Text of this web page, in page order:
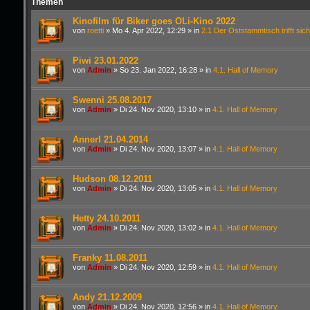
Themen
Kinofilm für Biker goes OLi-Kino 2022
von roetti» Mo 4. Apr 2022, 12:29» in 2.1 Der Oststammtisch trifft sich
Piwi 23.01.2022
von Admin » So 23. Jan 2022, 16:28» in 4.1. Hall of Memory
Swenni 25.08.2017
von Admin » Di 24. Nov 2020, 13:10» in 4.1. Hall of Memory
Annerl 21.04.2014
von Admin » Di 24. Nov 2020, 13:07» in 4.1. Hall of Memory
Hudson 08.12.2011
von Admin » Di 24. Nov 2020, 13:05» in 4.1. Hall of Memory
Hetty 24.10.2011
von Admin » Di 24. Nov 2020, 13:02» in 4.1. Hall of Memory
Franky 11.08.2011
von Admin » Di 24. Nov 2020, 12:59» in 4.1. Hall of Memory
Andy 21.12.2009
von Admin » Di 24. Nov 2020, 12:56» in 4.1. Hall of Memory